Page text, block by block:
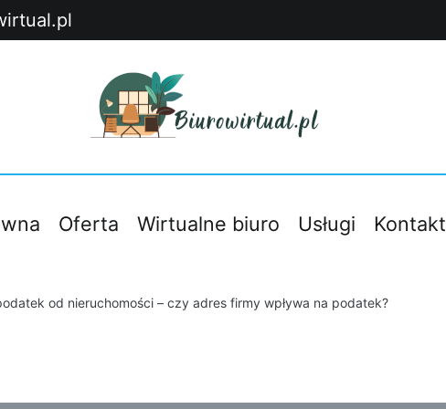
Biurowirtual
Oferta Wirtualne biuro Usługi Kontakt
od nieruchomości – czy adres firmy wpływa na podatek?